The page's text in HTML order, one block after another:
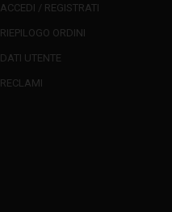
ACCEDI / REGISTRATI
RIEPILOGO ORDINI
DATI UTENTE
RECLAMI